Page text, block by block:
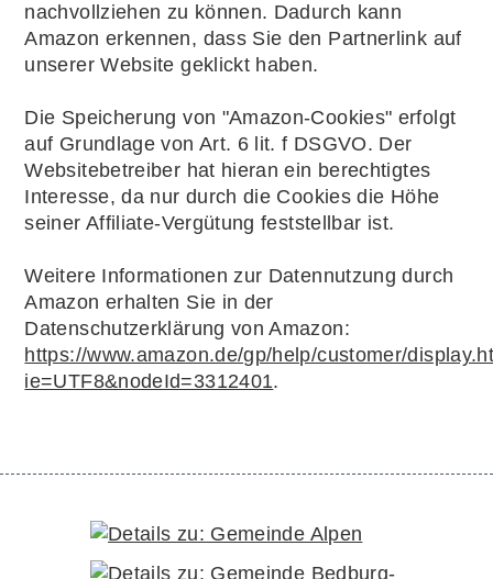
nachvollziehen zu können. Dadurch kann
Amazon erkennen, dass Sie den Partnerlink auf
unserer Website geklickt haben.
Die Speicherung von "Amazon-Cookies" erfolgt
auf Grundlage von Art. 6 lit. f DSGVO. Der
Websitebetreiber hat hieran ein berechtigtes
Interesse, da nur durch die Cookies die Höhe
seiner Affiliate-Vergütung feststellbar ist.
Weitere Informationen zur Datennutzung durch
Amazon erhalten Sie in der
Datenschutzerklärung von Amazon:
https://www.amazon.de/gp/help/customer/
ie=UTF8&nodeId=3312401.